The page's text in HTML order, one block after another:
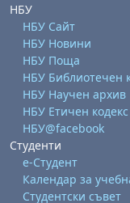
7 agosto
8 agosto
domenica 9 agosto
14 agosto
15 agosto
domenica 16 agosto
21 agosto
22 agosto
domenica 23 agosto
28 agosto
29 agosto
domenica 30 agosto
НБУ
НБУ Сайт
НБУ Новини
НБУ Поща
НБУ Библиотечен
НБУ Научен архив
НБУ Етичен кодекс
НБУ@facebook
Студенти
е-Студент
Календар за
Студентски съвет